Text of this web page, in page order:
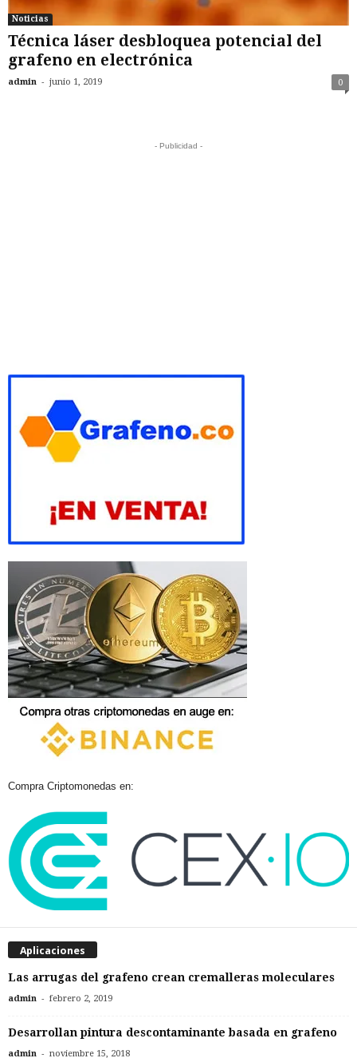
Noticias
Técnica láser desbloquea potencial del
grafeno en electrónica
admin - junio 1, 2019 0
- Publicidad -
Compra Criptomonedas en:
Aplicaciones
Las arrugas del grafeno crean cremalleras moleculares
admin - febrero 2, 2019
Desarrollan pintura descontaminante basada en grafeno
admin - noviembre 15, 2018